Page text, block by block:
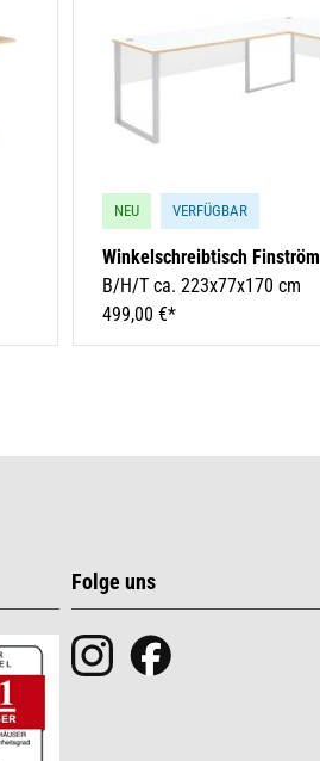
NEU VERFÜGBAR
Winkelschreibtisch Finström
B/H/T ca. 223x77x170 cm
499,00 €*
Folge uns